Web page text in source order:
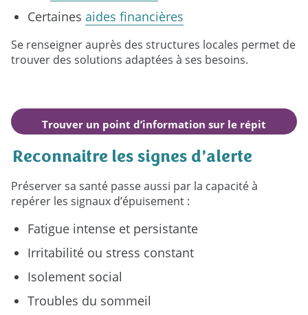
Certaines aides financières
Se renseigner auprès des structures locales permet de
trouver des solutions adaptées à ses besoins.
Trouver un point d’information sur le répit
autour de moi
Reconnaitre les signes d’alerte
Préserver sa santé passe aussi par la capacité à
repérer les signaux d’épuisement :
Fatigue intense et persistante
Irritabilité ou stress constant
Isolement social
Troubles du sommeil